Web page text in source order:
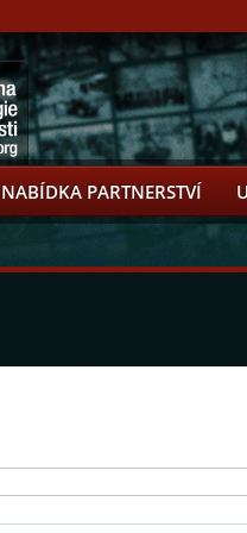
NABÍDKA PARTNERSTVÍ